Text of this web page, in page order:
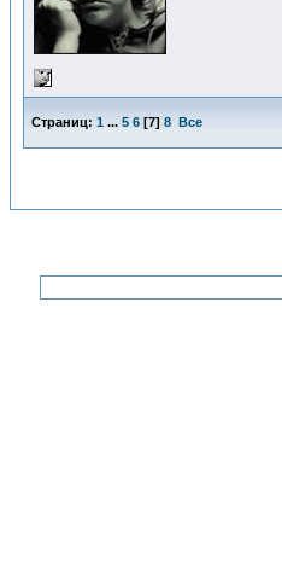
Страниц: 1 ... 5 6 [7] 8 Все